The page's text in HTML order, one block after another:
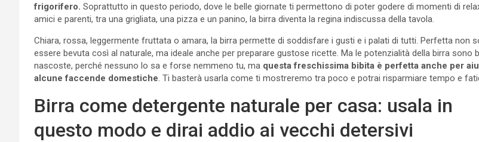
frigorifero. Soprattutto in questo periodo, dove le belle giornate ti permettono di poter godere di momenti di
amici e parenti, tra una grigliata, una pizza e un panino, la birra diventa la regina indiscussa della tavola.
Chiara, rossa, leggermente fruttata o amara, la birra permette di soddisfare i gusti e i palati di tutti. Perfetta non
essere bevuta così al naturale, ma ideale anche per preparare gustose ricette. Ma le potenzialità della birra sono
nascoste, perché nessuno lo sa e forse nemmeno tu, ma questa freschissima bibita è perfetta anche per
alcune faccende domestiche . Ti basterà usarla come ti mostreremo tra poco e potrai risparmiare tempo e
Birra come detergente naturale per casa: usala in
questo modo e dirai addio ai vecchi detersivi